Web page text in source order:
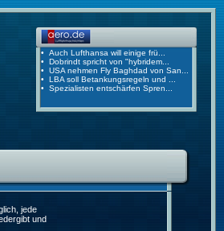
jede
und